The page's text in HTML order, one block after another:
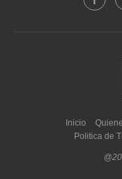
Inicio
Politica de